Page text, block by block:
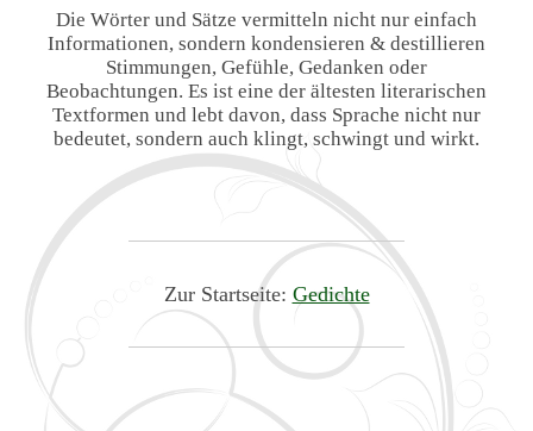
Die Wörter und Sätze vermitteln nicht nur einfach
Informationen, sondern kondensieren & destillieren
Stimmungen, Gefühle, Gedanken oder
Beobachtungen. Es ist eine der ältesten literarischen
Textformen und lebt davon, dass Sprache nicht nur
bedeutet, sondern auch klingt, schwingt und wirkt.
Zur Startseite: Gedichte